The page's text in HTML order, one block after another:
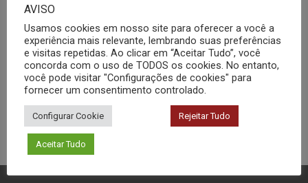
Rotoevaporador
AVISO
Usamos cookies em nosso site para oferecer a você a
experiência mais relevante, lembrando suas preferências
e visitas repetidas. Ao clicar em “Aceitar Tudo”, você
concorda com o uso de TODOS os cookies. No entanto,
você pode visitar "Configurações de cookies" para
fornecer um consentimento controlado.
Configurar Cookie Rejeitar Tudo
Aceitar Tudo